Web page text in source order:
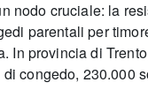
nodo cruciale: la
parentali per
In provincia di
congedo, 230.000